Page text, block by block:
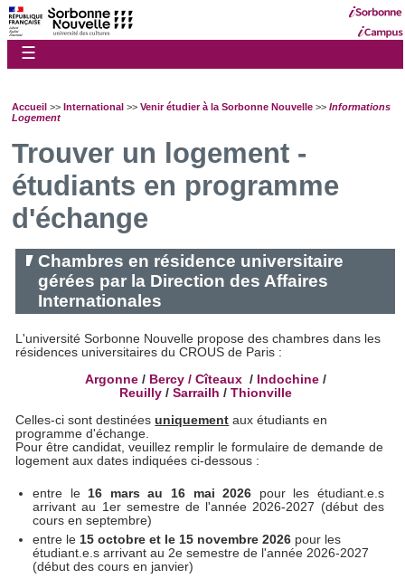
☰
Accueil >> International >> Venir étudier à la Sorbonne Nouvelle >> Informations
Logement
Trouver un logement -
étudiants en programme
d'échange
Chambres en résidence universitaire
gérées par la Direction des Affaires
Internationales
L'université Sorbonne Nouvelle propose des chambres dans les
résidences universitaires du CROUS de Paris :
Argonne/ Bercy / Cîteaux/ Indochine/
Reuilly/ Sarrailh / Thionville
Celles-ci sont destinéesuniquement aux étudiants en
programme d'échange.
Pour être candidat, veuillez remplir le formulaire de demande de
logement aux dates indiquées ci-dessous :
entre le16 mars au 16 mai 2026 pour les étudiant.e.s
arrivant au 1er semestre de l'année 2026-2027 (début des
cours en septembre)
entre le15 octobre et le 15 novembre 2026 pour les
étudiant.e.s arrivant au 2e semestre de l'année 2026-2027
(début des cours en janvier)